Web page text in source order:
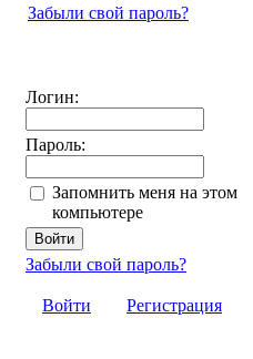
Забыли свой пароль?
Логин:
Пароль:
Запомнить меня на этом
компьютере
Забыли свой пароль?
Войти Регистрация